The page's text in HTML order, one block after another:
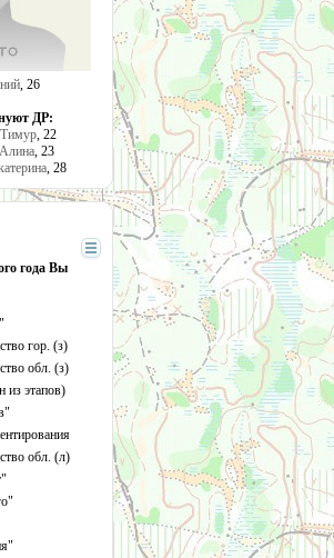
, 26
ДР:
, 22
, 23
, 28
года Вы
гор. (з)
обл. (з)
из этапов)
обл. (л)